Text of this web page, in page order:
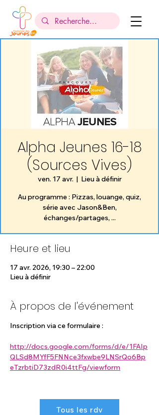
Alpha Jeunes 16-18
(Sources Vives)
ven. 17 avr.
  |
Lieu à définir
Au programme : Pizzas, louange, quiz,
série avec Jason&Ben,
échanges/partages, ...
Heure et lieu
17 avr. 2026, 19:30 – 22:00
Lieu à définir
À propos de l'événement
Inscription via ce formulaire :
http://docs.google.com/forms/d/e/1FAIp
QLSd8MYfF5FNNce3fxwbe9LNSrQo6Bp
eTzrbtiD73zdR0i4ttFg/viewform
Tous les rdv